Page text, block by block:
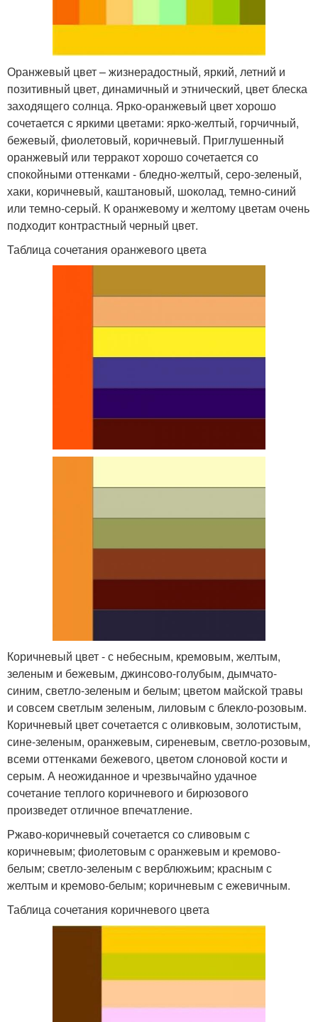
Оранжевый цвет – жизнерадостный, яркий, летний и
позитивный цвет, динамичный и этнический, цвет блеска
заходящего солнца. Ярко-оранжевый цвет хорошо
сочетается с яркими цветами: ярко-желтый, горчичный,
бежевый, фиолетовый, коричневый. Приглушенный
оранжевый или терракот хорошо сочетается со
спокойными оттенками - бледно-желтый, серо-зеленый,
хаки, коричневый, каштановый, шоколад, темно-синий
или темно-серый. К оранжевому и желтому цветам очень
подходит контрастный черный цвет.
Таблица сочетания оранжевого цвета
Коричневый цвет - с небесным, кремовым, желтым,
зеленым и бежевым, джинсово-голубым, дымчато-
синим, светло-зеленым и белым; цветом майской травы
и совсем светлым зеленым, лиловым с блекло-розовым.
Коричневый цвет сочетается с оливковым, золотистым,
сине-зеленым, оранжевым, сиреневым, светло-розовым,
всеми оттенками бежевого, цветом слоновой кости и
серым. А неожиданное и чрезвычайно удачное
сочетание теплого коричневого и бирюзового
произведет отличное впечатление.
Ржаво-коричневый сочетается со сливовым с
коричневым; фиолетовым с оранжевым и кремово-
белым; светло-зеленым с верблюжьим; красным с
желтым и кремово-белым; коричневым с ежевичным.
Таблица сочетания коричневого цвета